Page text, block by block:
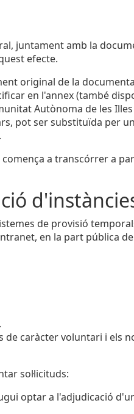
juntament amb la
efecte.
original de la
en l'annex (també
Autònoma de les Illes
pot ser substituïda per
a transcórrer a
de provisió
en la part pública
de caràcter voluntari i els
sol·licituds:
optar a l'adjudicació